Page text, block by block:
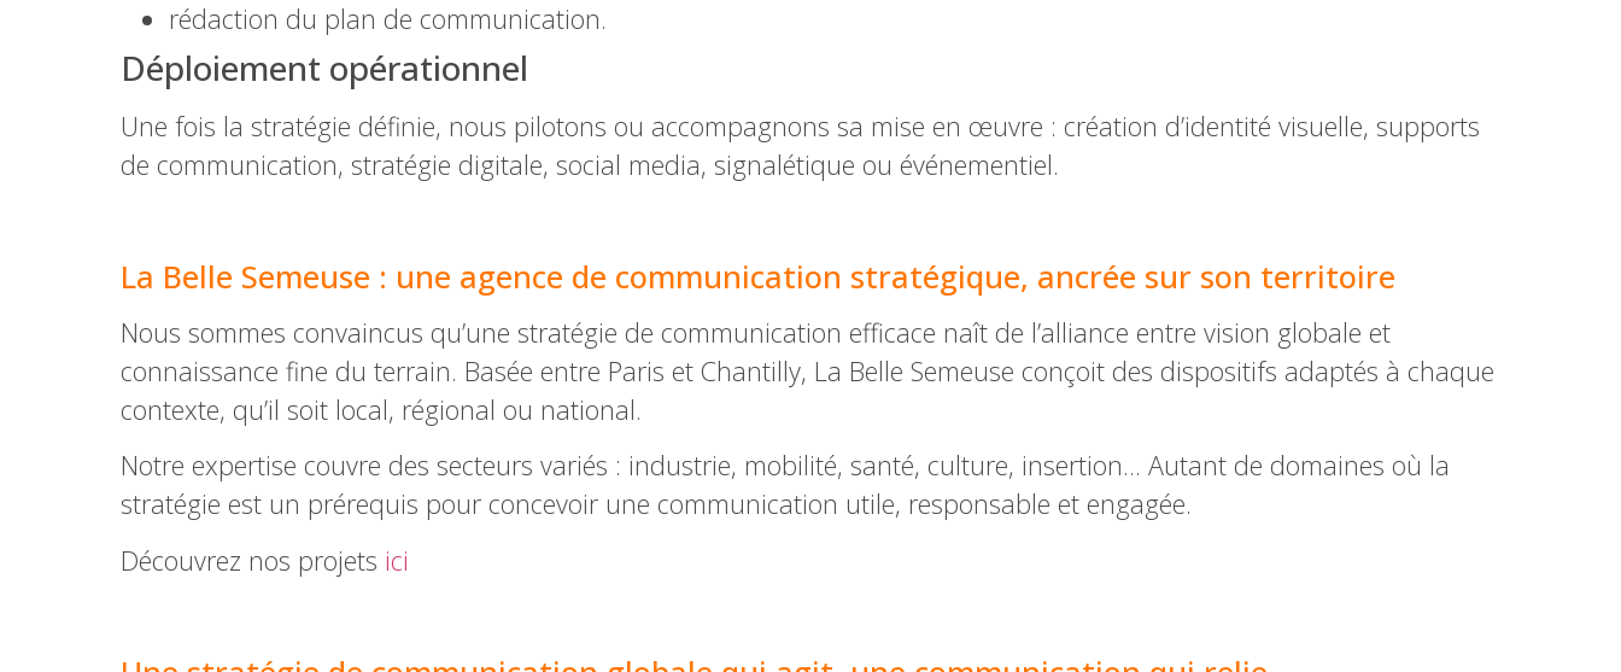
rédaction du plan de communication.
Déploiement opérationnel
Une fois la stratégie définie, nous pilotons ou accompagnons sa mise en œuvre : création d’identité visuelle, supports
de communication, stratégie digitale, social media, signalétique ou événementiel.
La Belle Semeuse : une agence de communication stratégique, ancrée sur son territoire
Nous sommes convaincus qu’une stratégie de communication efficace naît de l’alliance entre vision globale et
connaissance fine du terrain. Basée entre Paris et Chantilly, La Belle Semeuse conçoit des dispositifs adaptés à chaque
contexte, qu’il soit local, régional ou national.
Notre expertise couvre des secteurs variés : industrie, mobilité, santé, culture, insertion… Autant de domaines où la
stratégie est un prérequis pour concevoir une communication utile, responsable et engagée.
Découvrez nos projets ici